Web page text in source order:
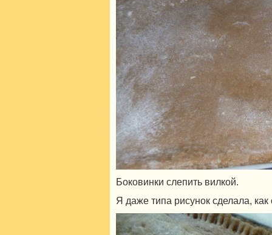
Боковинки слепить вилкой.
Я даже типа рисунок сделала,